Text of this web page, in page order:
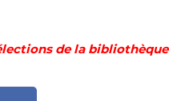
de la bibliothèque